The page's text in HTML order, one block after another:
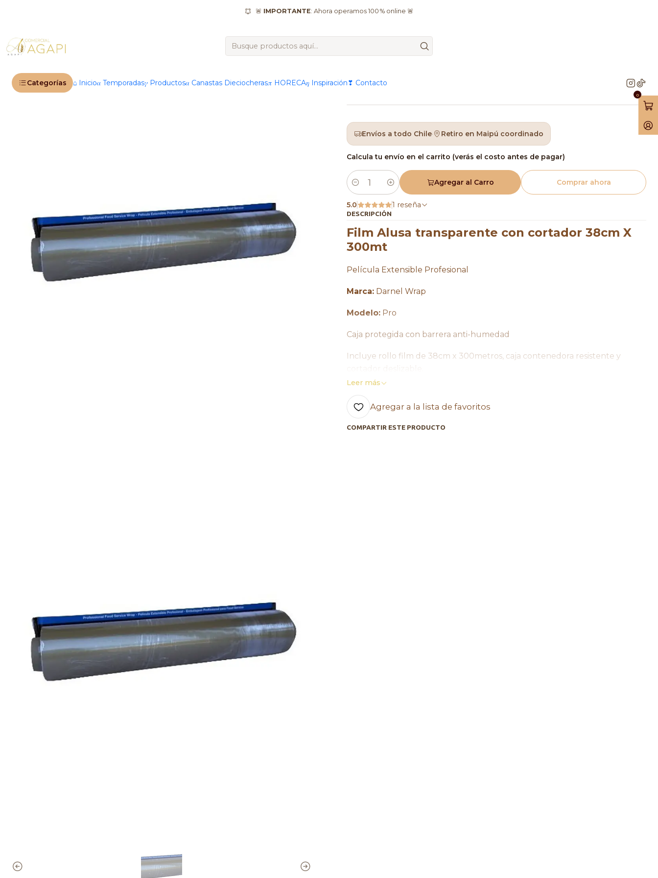
Categorías ⌂ Inicio𝛼 Temporadas𝛾 Productos𝛼 Canastas Dieciocheras𝜋 HORECA𝜂 Inspiración❣ Contacto
0
🚨 IMPORTANTE: Ahora operamos 100 % online 🚨
Film Alusa Transparente Cocina 38 Cm X 300 Mt Con Cortador
Film Alusa Transparente Cocina
38 Cm X 300 Mt Con Cortador
Envíos a todo Chile· Retiro en Maipú coordinado
Calcula tu envío en el carrito (verás el costo antes de pagar)
Cantidad
Agregar al Carro Comprar ahora
5.0 1 reseña
DESCRIPCIÓN
Film Alusa transparente con cortador 38cm X
300mt
Película Extensible Profesional
Marca: Darnel Wrap
Modelo: Pro
Caja protegida con barrera anti-humedad
Incluye rollo film de 38cm x 300metros, caja contenedora resistente y
Comercial Agapi, Hecho con amor <3
Leer más
Agregar a la lista de favoritos
COMPARTIR ESTE PRODUCTO